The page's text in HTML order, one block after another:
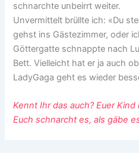
schnarchte unbeirrt weiter.
Unvermittelt brüllte ich: «Du
gehst ins Gästezimmer, oder
Göttergatte schnappte nach
Bett. Vielleicht hat er ja auch
LadyGaga geht es wieder
Kennt Ihr das auch? Euer
Euch schnarcht es, als gäbe